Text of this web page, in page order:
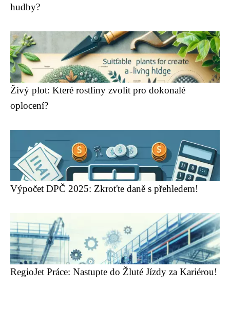
hudby?
Živý plot: Které rostliny zvolit pro dokonalé
oplocení?
Výpočet DPČ 2025: Zkroťte daně s přehledem!
RegioJet Práce: Nastupte do Žluté Jízdy za Kariérou!